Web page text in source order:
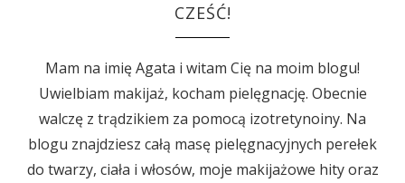
CZEŚĆ!
Mam na imię Agata i witam Cię na moim blogu!
Uwielbiam makijaż, kocham pielęgnację. Obecnie
walczę z trądzikiem za pomocą izotretynoiny. Na
blogu znajdziesz całą masę pielęgnacyjnych perełek
do twarzy, ciała i włosów, moje makijażowe hity oraz